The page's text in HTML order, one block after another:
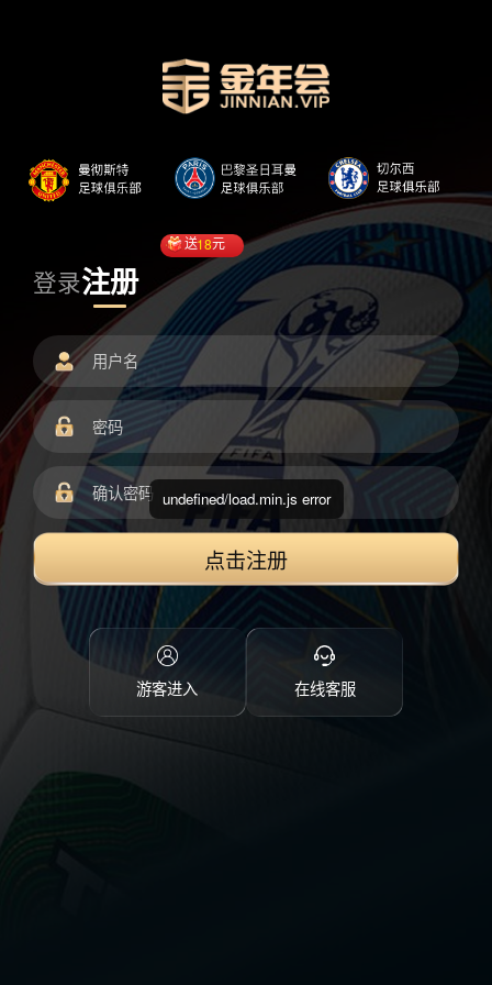
登录注册
送18元
点击注册
游客进入 在线客服
undefined/load.min.js error